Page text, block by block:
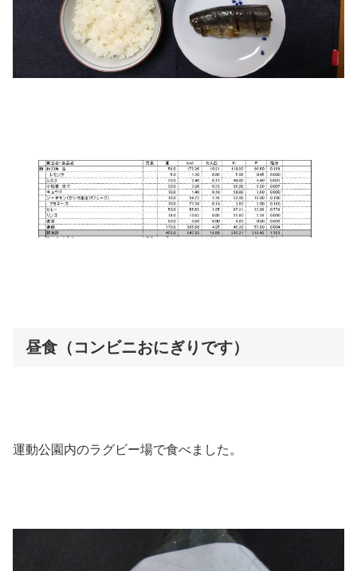
昼食（コンビニおにぎりです）
運動公園内のラグビー場で食べました。